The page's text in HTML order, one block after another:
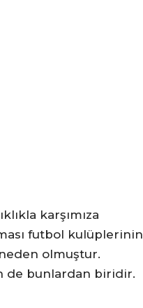
karşımıza
futbol kulüplerinin
olmuştur.
de bunlardan biridir.